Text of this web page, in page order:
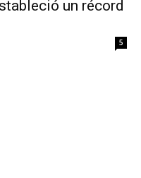
un récord
5